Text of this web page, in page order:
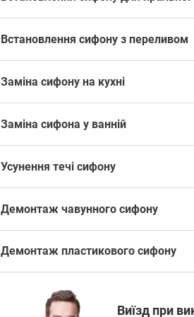
Встановлення сифону з переливом
Заміна сифону на кухні
Заміна сифона у ванній
Усунення течі сифону
Демонтаж чавунного сифону
Демонтаж пластикового сифону
Виїзд при